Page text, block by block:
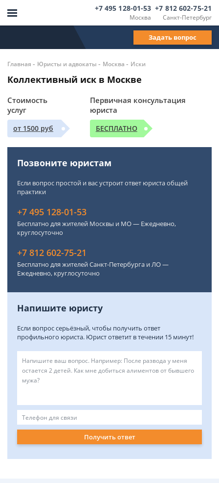
Москва
+7 495 128-01-53
Санкт-Петербург
+7 812 602-75-21
Задать вопрос
Главная - Юристы и адвокаты - Москва - Иски
Коллективный иск в Москве
Стоимость
услуг
от 1500 руб
Первичная консультация
юриста
БЕСПЛАТНО
Позвоните юристам
Если вопрос простой и вас устроит ответ юриста общей
практики
+7 495 128-01-53
Бесплатно для жителей Москвы и МО — Ежедневно,
круглосуточно
+7 812 602-75-21
Бесплатно для жителей Санкт-Петербурга и ЛО —
Ежедневно, круглосуточно
Напишите юристу
Если вопрос серьёзный, чтобы получить ответ
профильного юриста. Юрист ответит в течении 15 минут!
Получить ответ